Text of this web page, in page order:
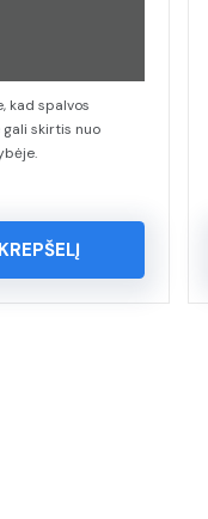
kad spalvos
skirtis nuo